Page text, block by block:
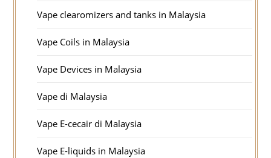
Vape clearomizers and tanks in Malaysia
Vape Coils in Malaysia
Vape Devices in Malaysia
Vape di Malaysia
Vape E-cecair di Malaysia
Vape E-liquids in Malaysia